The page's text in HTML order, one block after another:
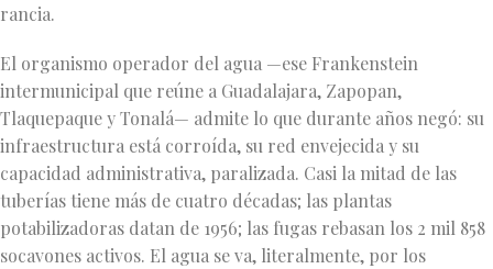
rancia.
El organismo operador del agua —ese Frankenstein
intermunicipal que reúne a Guadalajara, Zapopan,
Tlaquepaque y Tonalá— admite lo que durante años negó: su
infraestructura está corroída, su red envejecida y su
capacidad administrativa, paralizada. Casi la mitad de las
tuberías tiene más de cuatro décadas; las plantas
potabilizadoras datan de 1956; las fugas rebasan los 2 mil 858
socavones activos. El agua se va, literalmente, por los